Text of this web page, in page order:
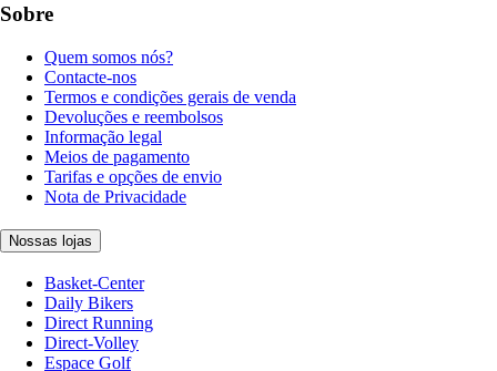
Sobre
Quem somos nós?
Contacte-nos
Termos e condições gerais de venda
Devoluções e reembolsos
Informação legal
Meios de pagamento
Tarifas e opções de envio
Nota de Privacidade
Nossas lojas
Basket-Center
Daily Bikers
Direct Running
Direct-Volley
Espace Golf